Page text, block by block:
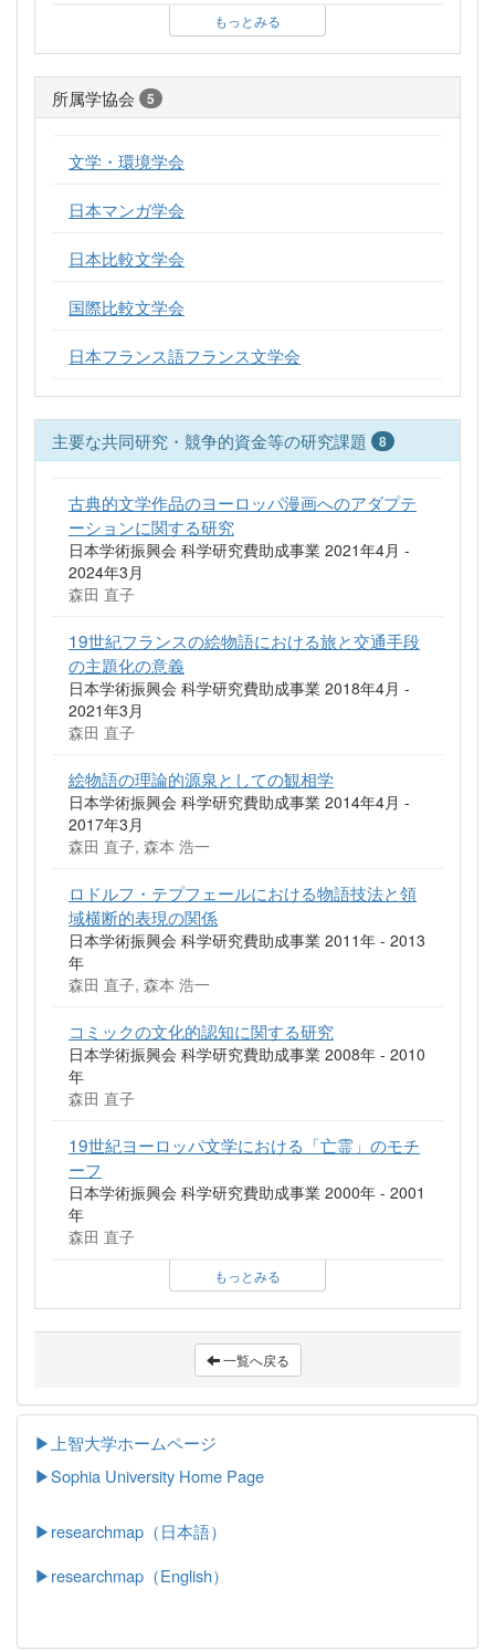
もっとみる
所属学協会 5
文学・環境学会
日本マンガ学会
日本比較文学会
国際比較文学会
日本フランス語フランス文学会
主要な共同研究・競争的資金等の研究課題 8
古典的文学作品のヨーロッパ漫画へのアダプテ
ーションに関する研究
日本学術振興会 科学研究費助成事業 2021年4月 -
2024年3月
森田 直子
19世紀フランスの絵物語における旅と交通手段
の主題化の意義
日本学術振興会 科学研究費助成事業 2018年4月 -
2021年3月
森田 直子
絵物語の理論的源泉としての観相学
日本学術振興会 科学研究費助成事業 2014年4月 -
2017年3月
森田 直子, 森本 浩一
ロドルフ・テプフェールにおける物語技法と領
域横断的表現の関係
日本学術振興会 科学研究費助成事業 2011年 - 2013
年
森田 直子, 森本 浩一
コミックの文化的認知に関する研究
日本学術振興会 科学研究費助成事業 2008年 - 2010
年
森田 直子
19世紀ヨーロッパ文学における「亡霊」のモチ
ーフ
日本学術振興会 科学研究費助成事業 2000年 - 2001
年
森田 直子
もっとみる
一覧へ戻る
▶上智大学ホームページ
▶Sophia University Home Page
▶researchmap（日本語）
▶researchmap（English）